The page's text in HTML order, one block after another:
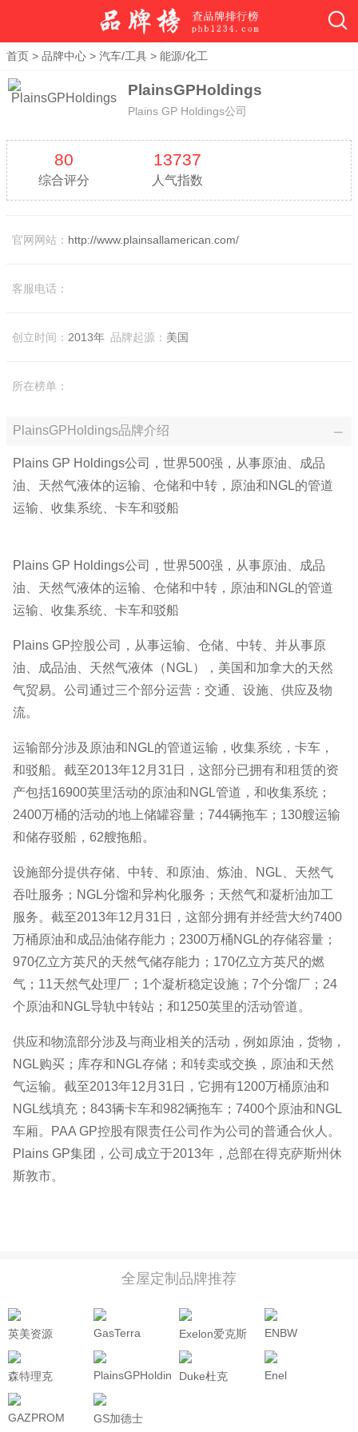
首页 > 品牌中心 > 汽车/工具 > 能源/化工
PlainsGPHoldings
Plains GP Holdings公司
80
综合评分
13737
人气指数
官网网站： http://www.plainsallamerican.com/
客服电话：
创立时间： 2013年 品牌起源： 美国
所在榜单：
PlainsGPHoldings品牌介绍
Plains GP Holdings公司，世界500强，从事原油、成品
油、天然气液体的运输、仓储和中转，原油和NGL的管道
运输、收集系统、卡车和驳船
Plains GP Holdings公司，世界500强，从事原油、成品
油、天然气液体的运输、仓储和中转，原油和NGL的管道
运输、收集系统、卡车和驳船
Plains GP控股公司，从事运输、仓储、中转、并从事原
油、成品油、天然气液体（NGL），美国和加拿大的天然
气贸易。公司通过三个部分运营：交通、设施、供应及物
流。
运输部分涉及原油和NGL的管道运输，收集系统，卡车，
和驳船。截至2013年12月31日，这部分已拥有和租赁的资
产包括16900英里活动的原油和NGL管道，和收集系统；
2400万桶的活动的地上储罐容量；744辆拖车；130艘运输
和储存驳船，62艘拖船。
设施部分提供存储、中转、和原油、炼油、NGL、天然气
吞吐服务；NGL分馏和异构化服务；天然气和凝析油加工
服务。截至2013年12月31日，这部分拥有并经营大约7400
万桶原油和成品油储存能力；2300万桶NGL的存储容量；
970亿立方英尺的天然气储存能力；170亿立方英尺的燃
气；11天然气处理厂；1个凝析稳定设施；7个分馏厂；24
个原油和NGL导轨中转站；和1250英里的活动管道。
供应和物流部分涉及与商业相关的活动，例如原油，货物，
NGL购买；库存和NGL存储；和转卖或交换，原油和天然
气运输。截至2013年12月31日，它拥有1200万桶原油和
NGL线填充；843辆卡车和982辆拖车；7400个原油和NGL
车厢。PAA GP控股有限责任公司作为公司的普通合伙人。
Plains GP集团，公司成立于2013年，总部在得克萨斯州休
斯敦市。
全屋定制品牌推荐
英美资源
GasTerra
Exelon爱克斯
龙
ENBW
森特理克
PlainsGPHoldingsDuke杜克 Enel
GAZPROM GS加德士